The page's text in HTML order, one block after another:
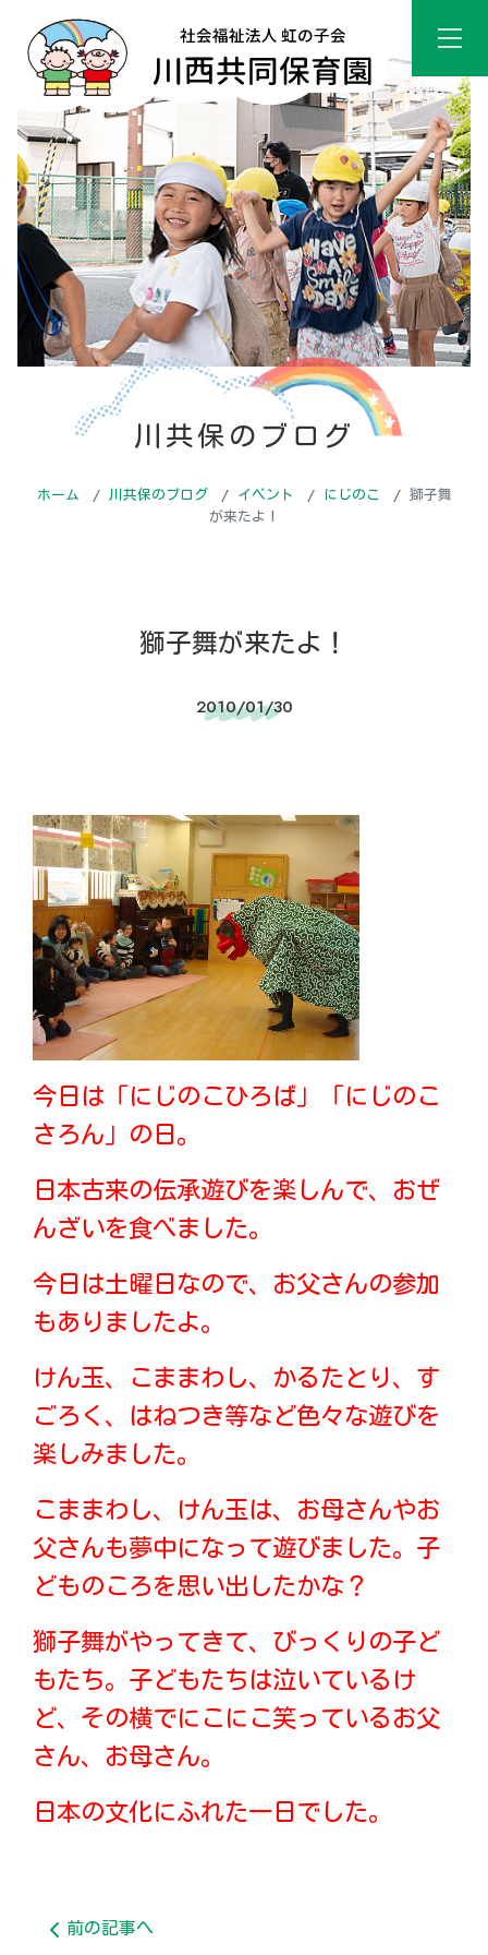
川共保のブログ
ホーム 川共保のブログ イベント にじのこ
獅子舞
が来たよ！
獅子舞が来たよ！
2010/01/30
今日は「にじのこひろば」「にじのこ
さろん」の日。
日本古来の伝承遊びを楽しんで、おぜ
んざいを食べました。
今日は土曜日なので、お父さんの参加
もありましたよ。
けん玉、こままわし、かるたとり、す
ごろく、はねつき等など色々な遊びを
楽しみました。
こままわし、けん玉は、お母さんやお
父さんも夢中になって遊びました。子
どものころを思い出したかな？
獅子舞がやってきて、びっくりの子ど
もたち。子どもたちは泣いているけ
ど、その横でにこにこ笑っているお父
さん、お母さん。
日本の文化にふれた一日でした。
前の記事へ